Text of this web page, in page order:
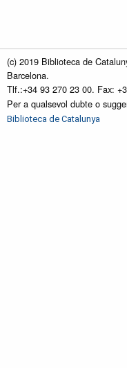
(c) 2019 Biblioteca de
Barcelona.
Tlf.:+34 93 270 23 00. Fax:
Per a qualsevol dubte o
Biblioteca de Catalunya